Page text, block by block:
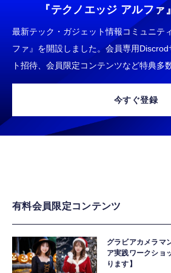
『テクノエッジ アルファ』
最新テック・ガジェット情報コミュニテ
ファ』を開設しました。会員専用
ト招待、会員限定コンテンツなど特典多
今すぐ登録
有料会員限定コンテンツ
グラビアカメラマ
ア実践ワークショ
ります】